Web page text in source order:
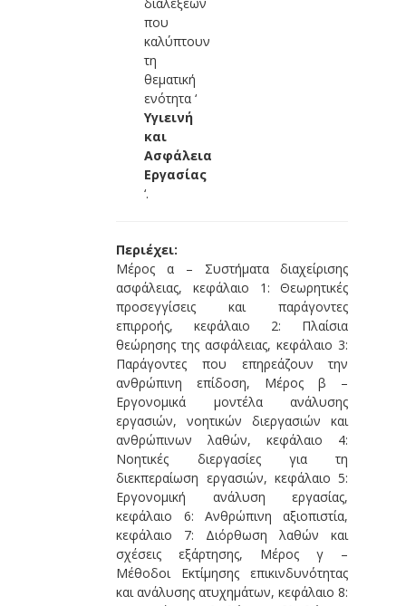
που
καλύπτουν
τη
θεματική
ενότητα ‘
Υγιεινή
και
Ασφάλεια
Εργασίας
‘.
Περιέχει:
Μέρος α – Συστήματα διαχείρισης
ασφάλειας, κεφάλαιο 1: Θεωρητικές
προσεγγίσεις και παράγοντες
επιρροής, κεφάλαιο 2: Πλαίσια
θεώρησης της ασφάλειας, κεφάλαιο 3:
Παράγοντες που επηρεάζουν την
ανθρώπινη επίδοση, Μέρος β –
Εργονομικά μοντέλα ανάλυσης
εργασιών, νοητικών διεργασιών και
ανθρώπινων λαθών, κεφάλαιο 4:
Νοητικές διεργασίες για τη
διεκπεραίωση εργασιών, κεφάλαιο 5:
Εργονομική ανάλυση εργασίας,
κεφάλαιο 6: Ανθρώπινη αξιοπιστία,
κεφάλαιο 7: Διόρθωση λαθών και
σχέσεις εξάρτησης, Μέρος γ –
Μέθοδοι Εκτίμησης επικινδυνότητας
και ανάλυσης ατυχημάτων, κεφάλαιο 8: